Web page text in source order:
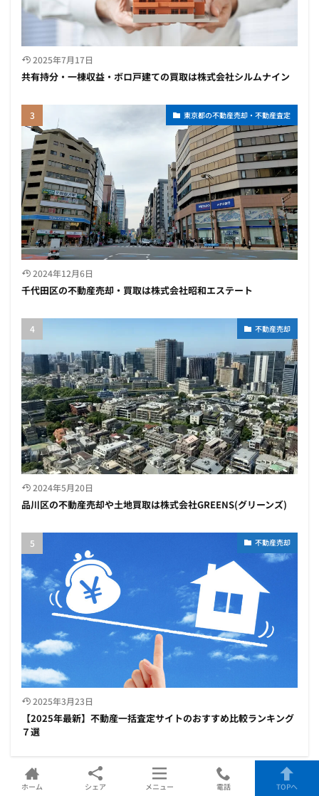
2025年7月17日
共有持分・一棟収益・ボロ戸建ての買取は株式会社シルムナイン
東京都の不動産売却・不動産査定
2024年12月6日
千代田区の不動産売却・買取は株式会社昭和エステート
不動産売却
2024年5月20日
品川区の不動産売却や土地買取は株式会社GREENS(グリーンズ)
不動産売却
2025年3月23日
【2025年最新】不動産一括査定サイトのおすすめ比較ランキング
７選
ホーム シェア メニュー 電話 TOPへ